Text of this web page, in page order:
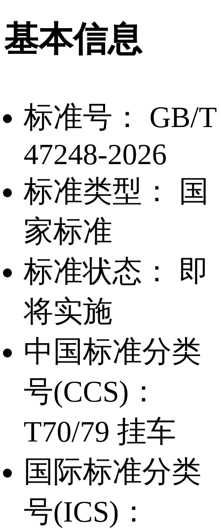
基本信息
标准号：
GB/T
47248-2026
标准类型：
国
家标准
标准状态：
即
将实施
中国标准分类
号(CCS)：
T70/79 挂车
国际标准分类
号(ICS)：